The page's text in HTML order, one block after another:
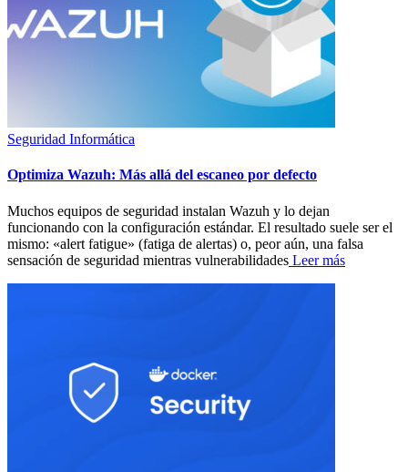
Seguridad Informática
Optimiza Wazuh: Más allá del escaneo por defecto
Muchos equipos de seguridad instalan Wazuh y lo dejan
funcionando con la configuración estándar. El resultado suele ser el
mismo: «alert fatigue» (fatiga de alertas) o, peor aún, una falsa
sensación de seguridad mientras vulnerabilidades Leer más